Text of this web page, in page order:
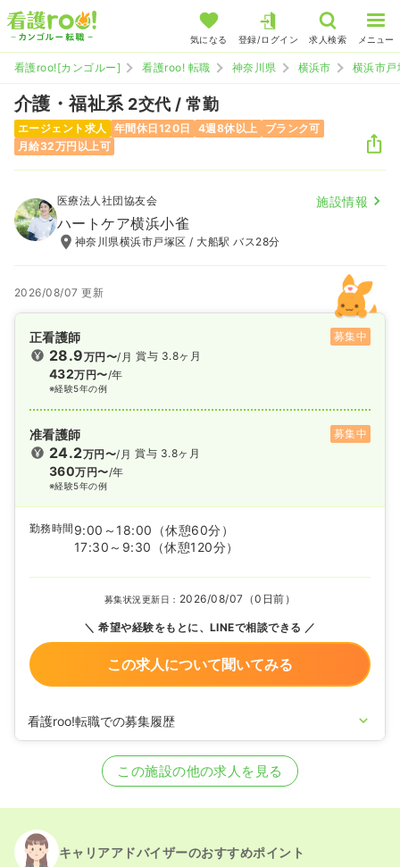
気になる 登録/ログイン 求人検索 メニュー
看護roo![カンゴルー] 看護roo! 転職 神奈川県 横浜市 横浜市戸
介護・福祉系 2交代 / 常勤
エージェント求人 年間休日120日 4週8休以上
ブランク可
月給32万円以上可
医療法人社団協友会 施設情報
ハートケア横浜小雀
神奈川県横浜市戸塚区 / 大船駅 バス28分
2026/08/07 更新
正看護師 募集中
28.9万円〜/月
432万円〜/年
※経験5年の例
賞与 3.8ヶ月
准看護師 募集中
24.2万円〜/月
360万円〜/年
※経験5年の例
賞与 3.8ヶ月
勤務時間 9:00～18:00
（休憩60分）
17:30～9:30
（休憩120分）
募集状況更新日： 2026/08/07（0日前）
希望や経験をもとに、LINEで相談できる
この求人について聞いてみる
看護roo!転職での募集履歴
正・准看護師の募集を休止
正・准看護師の募集を開始
2021/09/13正・准看護師の募集を開始
2020/09/17
この施設の他の求人を見る
キャリアアドバイザーのおすすめポイント